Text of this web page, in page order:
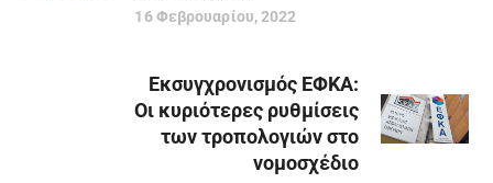
16 Φεβρουαρίου, 2022
Εκσυγχρονισμός ΕΦΚΑ:
Οι κυριότερες ρυθμίσεις
των τροπολογιών στο
νομοσχέδιο